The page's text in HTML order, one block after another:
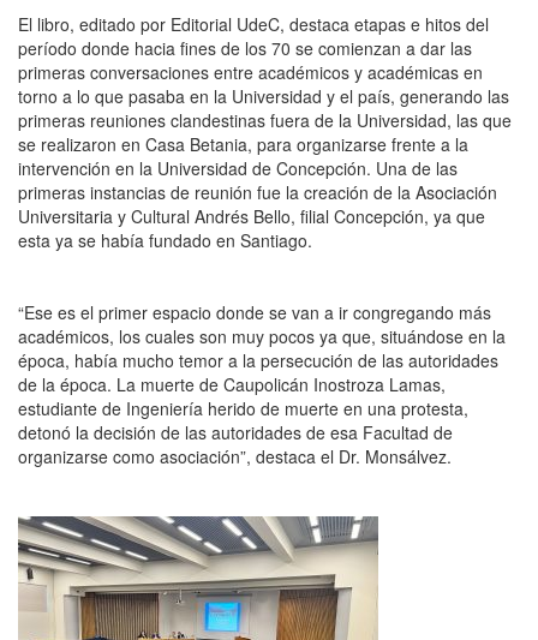
El libro, editado por Editorial UdeC, destaca etapas e hitos del
período donde hacia fines de los 70 se comienzan a dar las
primeras conversaciones entre académicos y académicas en
torno a lo que pasaba en la Universidad y el país, generando las
primeras reuniones clandestinas fuera de la Universidad, las que
se realizaron en Casa Betania, para organizarse frente a la
intervención en la Universidad de Concepción. Una de las
primeras instancias de reunión fue la creación de la Asociación
Universitaria y Cultural Andrés Bello, filial Concepción, ya que
esta ya se había fundado en Santiago.
“Ese es el primer espacio donde se van a ir congregando más
académicos, los cuales son muy pocos ya que, situándose en la
época, había mucho temor a la persecución de las autoridades
de la época. La muerte de Caupolicán Inostroza Lamas,
estudiante de Ingeniería herido de muerte en una protesta,
detonó la decisión de las autoridades de esa Facultad de
organizarse como asociación”, destaca el Dr. Monsálvez.